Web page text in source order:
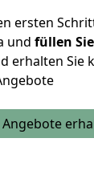
ersten
und füllen
erhalten Sie